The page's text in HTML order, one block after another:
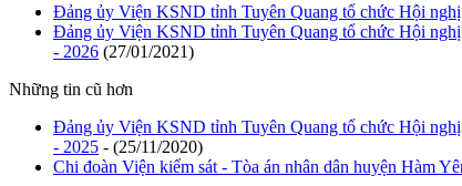
Đảng ủy Viện KSND tỉnh Tuyên Quang tổ chức Hội
Đảng ủy Viện KSND tỉnh Tuyên Quang tổ chức Hội nghị
- 2026 (27/01/2021)
Những tin cũ hơn
Đảng ủy Viện KSND tỉnh Tuyên Quang tổ chức Hội
- 2025 - (25/11/2020)
Chi đoàn Viện kiểm sát - Tòa án nhân dân huyện Hàm